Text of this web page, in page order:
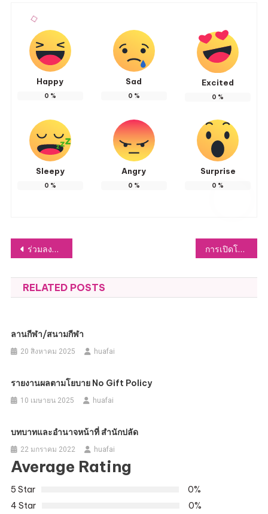
Happy
0 %
Sad
0 %
Excited
0 %
Sleepy
0 %
Angry
0 %
Surprise
0 %
แนะแนว
เรื่อง
ร่วมลงพื้นที่สำรวจประปา ม.4 หัวฝายเพื่อหาแนวทางแก้ไขปัญหาน้ำต้นทุน การเปิดโอกาสให้เกิดการมีส่วนร่วม
RELATED POSTS
ลานกีฬา/สนามกีฬา
20 สิงหาคม 2025 huafai
รายงานผลตามโยบาย No Gift Policy
10 เมษายน 2025 huafai
บทบาทและอำนาจหน้าที่ สำนักปลัด
22 มกราคม 2022 huafai
Average Rating
5 Star
0%
4 Star
0%